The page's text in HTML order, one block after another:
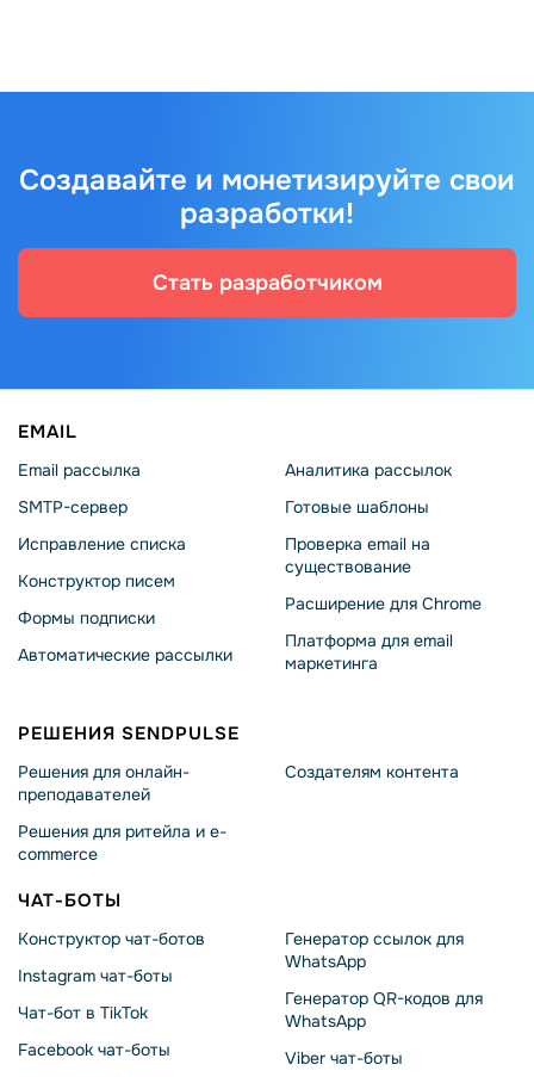
Создавайте и монетизируйте свои
разработки!
Стать разработчиком
EMAIL
Email рассылка
SMTP-сервер
Исправление списка
Конструктор писем
Формы подписки
Автоматические рассылки
Аналитика рассылок
Готовые шаблоны
Проверка email на
существование
Расширение для Chrome
Платформа для email
маркетинга
РЕШЕНИЯ SENDPULSE
Решения для онлайн-
преподавателей
Решения для ритейла и e-
commerce
Создателям контента
ЧАТ-БОТЫ
Конструктор чат-ботов
Instagram чат-боты
Чат-бот в TikTok
Facebook чат-боты
Генератор ссылок для
WhatsApp
Генератор QR-кодов для
WhatsApp
Viber чат-боты